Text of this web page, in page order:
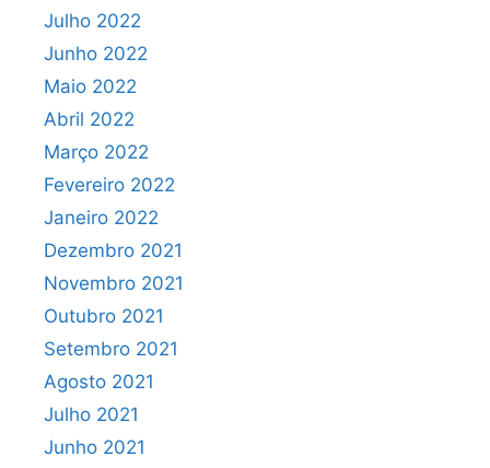
Julho 2022
Junho 2022
Maio 2022
Abril 2022
Março 2022
Fevereiro 2022
Janeiro 2022
Dezembro 2021
Novembro 2021
Outubro 2021
Setembro 2021
Agosto 2021
Julho 2021
Junho 2021